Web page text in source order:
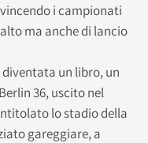
i campionati
ma anche di lancio
diventata un libro, un
36, uscito nel
lo stadio della
gareggiare, a